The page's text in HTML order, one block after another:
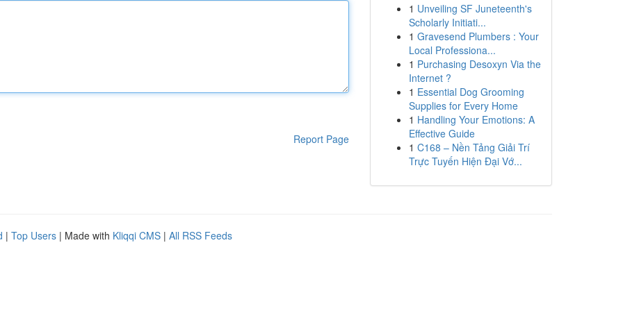
Report Page
1 Unveiling SF Juneteenth's
Scholarly Initiati...
1 Gravesend Plumbers : Your
Local Professiona...
1 Purchasing Desoxyn Via the
Internet ?
1 Essential Dog Grooming
Supplies for Every Home
1 Handling Your Emotions: A
Effective Guide
1 C168 – Nền Tảng Giải Trí
Trực Tuyến Hiện Đại Vớ...
| Top Users | Made with Kliqqi CMS | All RSS Feeds